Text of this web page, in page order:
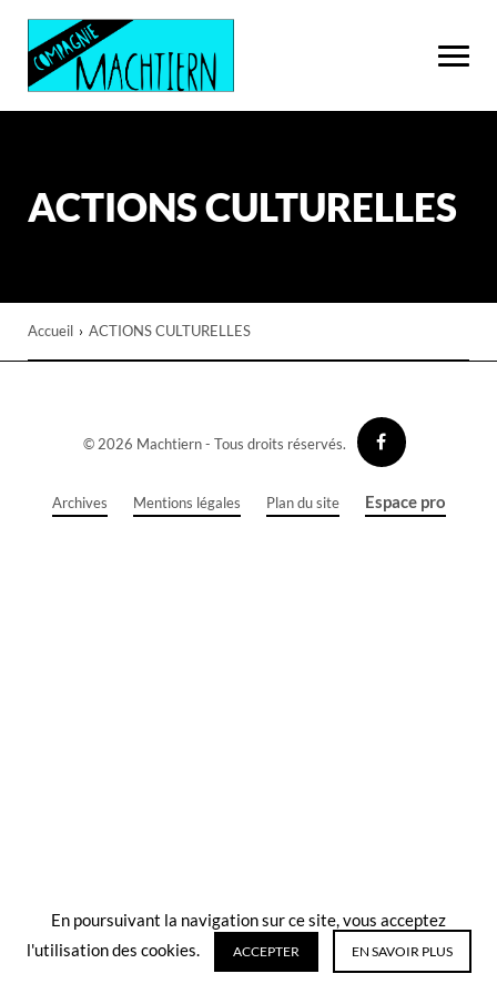
ACTIONS CULTURELLES
Accueil › ACTIONS CULTURELLES
© 2026 Machtiern - Tous droits réservés.
Archives Mentions légales Plan du site Espace pro
En poursuivant la navigation sur ce site, vous acceptez
l'utilisation des cookies.
ACCEPTER EN SAVOIR PLUS